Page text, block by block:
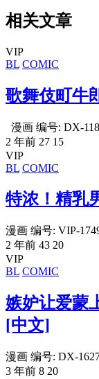
相关文章
VIP
BL COMIC
歌舞伎町牛
漫画 编号: DX-
2 年前 27 15
VIP
BL COMIC
特浓！精乳
漫画 编号: VIP-
2 年前 43 20
VIP
BL COMIC
嫉妒让爱蒙
[中文]
漫画 编号: DX-
3 年前 8 20